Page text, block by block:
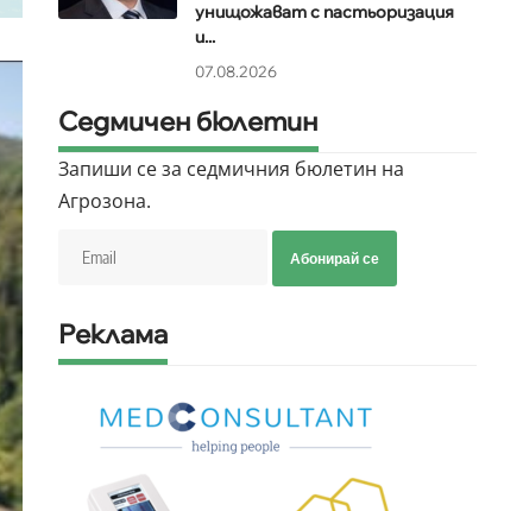
унищожават с пастьоризация
и...
07.08.2026
Седмичен бюлетин
Запиши се за седмичния бюлетин на
Агрозона.
Абонирай се
Реклама